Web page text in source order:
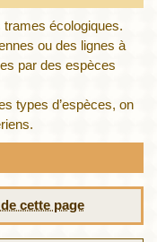
écologiques.
ou des lignes à
par des espèces
types d’espèces, on
cette page